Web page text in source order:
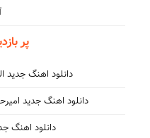
پر
دانلود اهنگ جدید
دانلود اهنگ جدید
دانلود اهنگ